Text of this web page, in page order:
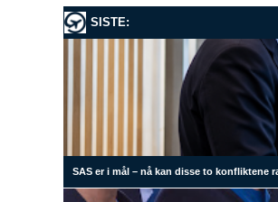
SISTE:
SAS er i mål – nå kan disse to konfliktene